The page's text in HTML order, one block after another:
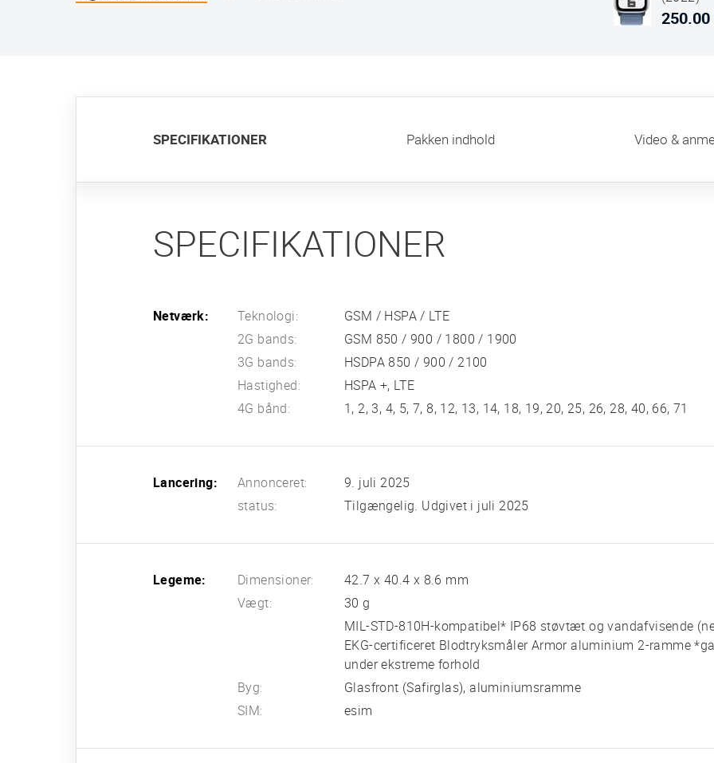
44mm
Only)
250.00
SPECIFIKATIONER Pakken indhold Video &
SPECIFIKATIONER
Netværk: Teknologi:
GSM / HSPA / LTE
2G bands:
GSM 850 / 900 / 1800 / 1900
3G bands:
HSDPA 850 / 900 / 2100
Hastighed:
HSPA +, LTE
4G bånd:
1, 2, 3, 4, 5, 7, 8, 12, 13, 14, 18, 19, 20, 25, 26, 28, 40, 66, 71
Lancering: Annonceret:
9. juli 2025
status:
Tilgængelig. Udgivet i juli 2025
Legeme: Dimensioner:
42.7 x 40.4 x 8.6 mm
Vægt:
30 g
MIL-STD-810H-kompatibel* IP68 støvtæt og vandafvisende
EKG-certificeret Blodtryksmåler Armor aluminium 2-ramme
under ekstreme forhold
Byg:
Glasfront (Safirglas), aluminiumsramme
SIM:
esim